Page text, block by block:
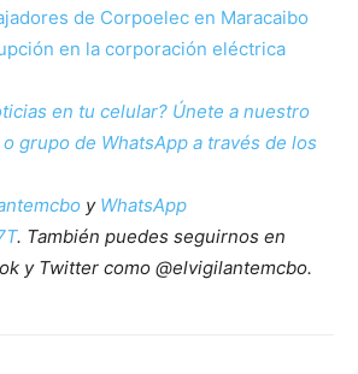
de Corpoelec en Maracaibo
en la corporación eléctrica
en tu celular? Únete a nuestro
grupo de WhatsApp a través de los
y WhatsApp
. También puedes seguirnos en
y Twitter como @elvigilantemcbo.